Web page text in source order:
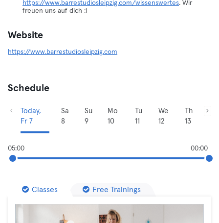
https://www.barrestudiosleipzig.com/wissenswertes. Wir
freuen uns auf dich :)
Website
https://www.barrestudiosleipzig.com
Schedule
Today,
Fr 7
Sa
8
Su
9
Mo
10
Tu
11
We
12
Th
13
05:00 00:00
Classes Free Trainings